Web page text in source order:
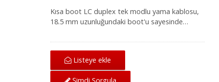
Kısa boot LC duplex tek modlu yama kablosu,
18.5 mm uzunluğundaki boot'u sayesinde
Mükemmel mekanik koruma sunan LC-LC tek
modlu yama kablosu, IEC ve ANSI/TIA
standartları altında ağ için mükemmel iletim
kalitesi sağlar. Fiber optik yama kablosu, yerel
Listeye ekle